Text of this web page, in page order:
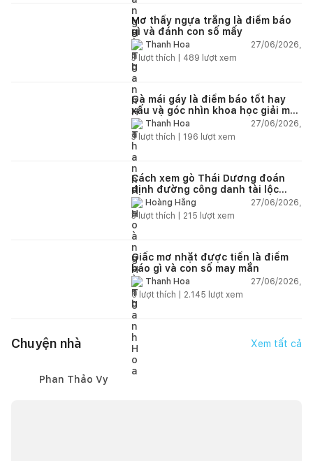
Mơ thấy ngựa trắng là điềm báo
gì và đánh con số mấy
Thanh Hoa
27/06/2026,
3lượt thích | 489 lượt xem
Gà mái gáy là điềm báo tốt hay
xấu và góc nhìn khoa học giải mã
chi tiết
Thanh Hoa
27/06/2026,
3lượt thích | 196 lượt xem
Cách xem gò Thái Dương đoán
định đường công danh tài lộc
theo nhân tướng học
Hoàng Hằng
27/06/2026,
3lượt thích | 215 lượt xem
Giấc mơ nhặt được tiền là điềm
báo gì và con số may mắn
Thanh Hoa
27/06/2026,
6 lượt thích | 2.145 lượt xem
Chuyện nhà Xem tất cả
Phan Thảo Vy